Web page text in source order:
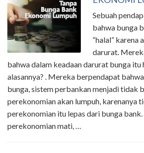
Sebuah
bahwa bunga
“halal” karena
darurat.
bahwa dalam keadaan darurat bunga itu
alasannya? . Mereka berpendapat
bunga, sistem perbankan menjadi tidak
perekonomian akan lumpuh, karenanya
perekonomian itu lepas dari bunga
perekonomian mati, …